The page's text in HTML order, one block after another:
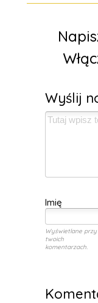
Wyślij
Imię
Wyświetlane przy
twoich
komentarzach.